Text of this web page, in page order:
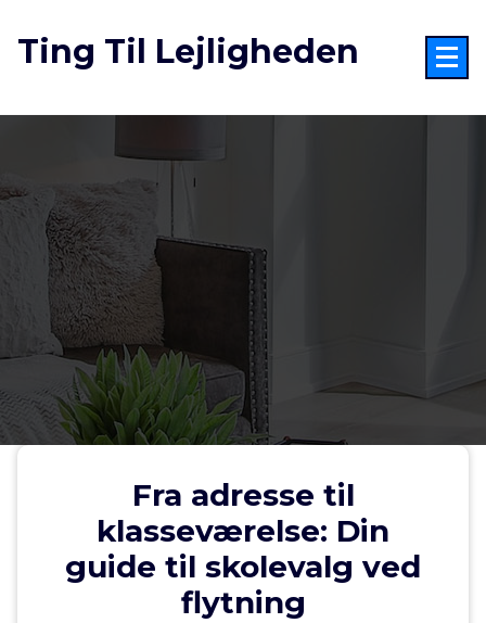
indhold
Ting Til Lejligheden
Fra adresse til
klasseværelse: Din
guide til skolevalg ved
flytning